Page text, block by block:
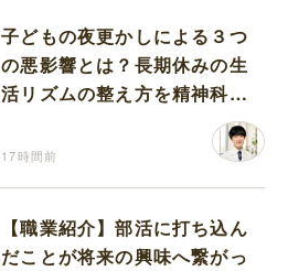
子どもの夜更かしによる３つ
の悪影響とは？長期休みの生
活リズムの整え方を精神科医
17時間前
【職業紹介】部活に打ち込ん
だことが将来の興味へ繋がっ